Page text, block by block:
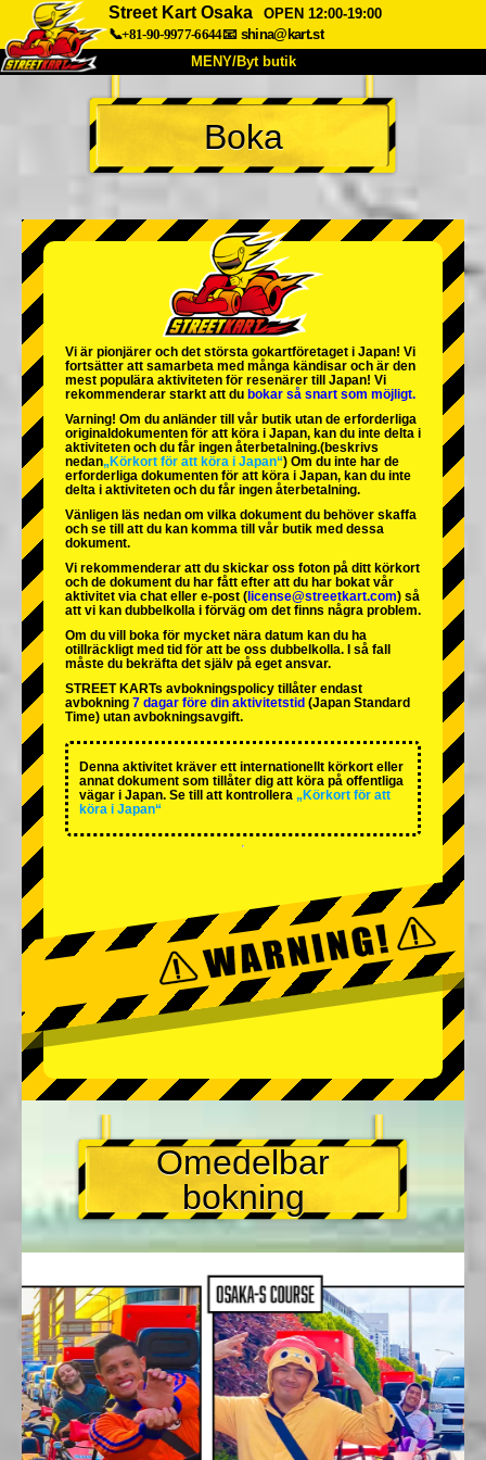
Street Kart Osaka
OPEN 12:00-19:00
📞+81-90-9977-6644📧 shina@kart.st
MENY/Byt butik
HEM
Om oss Specifikationer Pris
Företag Boka
Byt butik
Tokyo Shinagawa Tokyo Akihabara#1
Tokyo Akihabara#2
Tokyo Shibuya Annex Tokyo Bay
Tokyo Asakusa Osaka
Okinawa
Boka
Vi är pionjärer och det största gokartföretaget i Japan! Vi
fortsätter att samarbeta med många kändisar och är den
mest populära aktiviteten för resenärer till Japan! Vi
rekommenderar starkt att du bokar så snart som möjligt.
Varning! Om du anländer till vår butik utan de erforderliga
originaldokumenten för att köra i Japan, kan du inte delta i
aktiviteten och du får ingen återbetalning.(beskrivs
nedan„Körkort för att köra i Japan“) Om du inte har de
erforderliga dokumenten för att köra i Japan, kan du inte
delta i aktiviteten och du får ingen återbetalning.
Vänligen läs nedan om vilka dokument du behöver skaffa
och se till att du kan komma till vår butik med dessa
dokument.
Vi rekommenderar att du skickar oss foton på ditt körkort
och de dokument du har fått efter att du har bokat vår
aktivitet via chat eller e-post ( license@streetkart.com) så
att vi kan dubbelkolla i förväg om det finns några problem.
Om du vill boka för mycket nära datum kan du ha
otillräckligt med tid för att be oss dubbelkolla. I så fall
måste du bekräfta det själv på eget ansvar.
STREET KARTs avbokningspolicy tillåter endast
avbokning 7 dagar före din aktivitetstid (Japan Standard
Time) utan avbokningsavgift.
Denna aktivitet kräver ett internationellt körkort eller
annat dokument som tillåter dig att köra på offentliga
vägar i Japan. Se till att kontrollera „Körkort för att
köra i Japan“
Omedelbar
bokning